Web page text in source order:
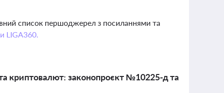
список першоджерел з посиланнями та
LIGA360.
криптовалют: законопроєкт №10225-д та